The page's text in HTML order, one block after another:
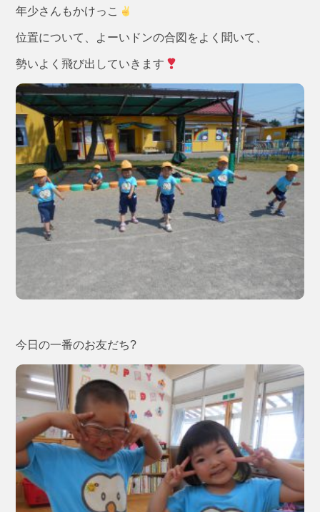
年少さんもかけっこ
位置について、よーいドンの合図をよく聞いて、
勢いよく飛び出していきます
今日の一番のお友だち?